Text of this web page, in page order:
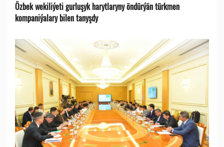
Özbek wekiliýeti gurluşyk harytlaryny öndürýän türkmen
kompaniýalary bilen tanyşdy